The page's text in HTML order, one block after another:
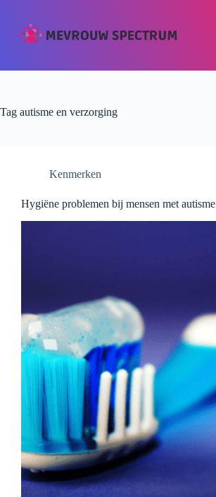
Tag autisme en verzorging
Kenmerken
Hygiëne problemen bij mensen met autisme